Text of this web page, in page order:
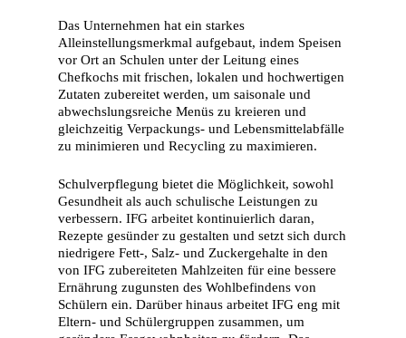
Das Unternehmen hat ein starkes
Alleinstellungsmerkmal aufgebaut, indem Speisen
vor Ort an Schulen unter der Leitung eines
Chefkochs mit frischen, lokalen und hochwertigen
Zutaten zubereitet werden, um saisonale und
abwechslungsreiche Menüs zu kreieren und
gleichzeitig Verpackungs- und Lebensmittelabfälle
zu minimieren und Recycling zu maximieren.
Schulverpflegung bietet die Möglichkeit, sowohl
Gesundheit als auch schulische Leistungen zu
verbessern. IFG arbeitet kontinuierlich daran,
Rezepte gesünder zu gestalten und setzt sich durch
niedrigere Fett-, Salz- und Zuckergehalte in den
von IFG zubereiteten Mahlzeiten für eine bessere
Ernährung zugunsten des Wohlbefindens von
Schülern ein. Darüber hinaus arbeitet IFG eng mit
Eltern- und Schülergruppen zusammen, um